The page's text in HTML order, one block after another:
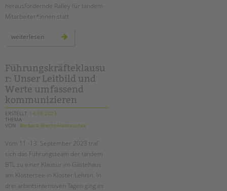
herausfordernde Ralley für tandem-
Mitarbeiter*innen statt.
weiterlesen abenteuerliche
Führungskräfteklausu
r: Unser Leitbild und
Werte umfassend
kommunizieren
ERSTELLT 14.09.2023
THEMA
VON
Barbara Brecht-Hadraschek
Vom 11.-13. September 2023 traf
sich das Führungsteam der tandem
BTL zu einer Klausur im Gästehaus
am Klostersee in Kloster Lehnin. In
drei arbeitsintensiven Tagen ging es